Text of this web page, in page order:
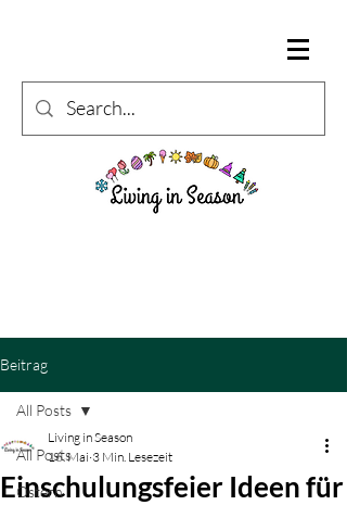
Beitrag
All Posts
Ostern
All Posts
Einschulungsfeier Ideen für
Living in Season
16. Mai 3 Min. Lesezeit